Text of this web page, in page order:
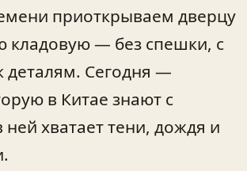
приоткрываем дверцу
кладовую — без спешки, с
деталям. Сегодня —
в Китае знают с
ней хватает тени, дождя и